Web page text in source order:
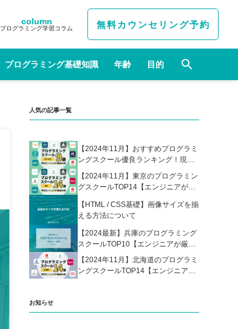
column
プログラミング学習コラム 無料カウンセリング予約
プログラミング基礎知識 年齢 目的
人気の記事一覧
【2024年11月】おすすめプログラミ
ングスクール優良ランキング！現役
エンジニアが選んだ人気プログラミ
ングスクールの比較表あり
【2024年11月】東京のプログラミン
グスクールTOP14【エンジニアが厳
【HTML / CSS基礎】画像サイズを揃
える方法について
【2024最新】兵庫のプログラミング
スクールTOP10【エンジニアが厳
選】
【2024年11月】北海道のプログラミ
ングスクールTOP14【エンジニアが
お知らせ